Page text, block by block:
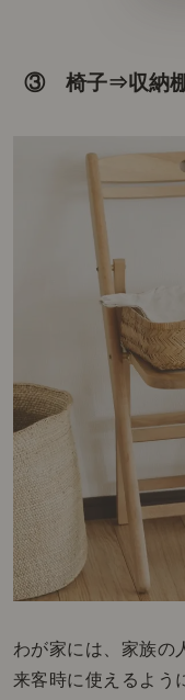
③ 椅子⇒収納棚
わが家には、家族の
来客時に使えるよう